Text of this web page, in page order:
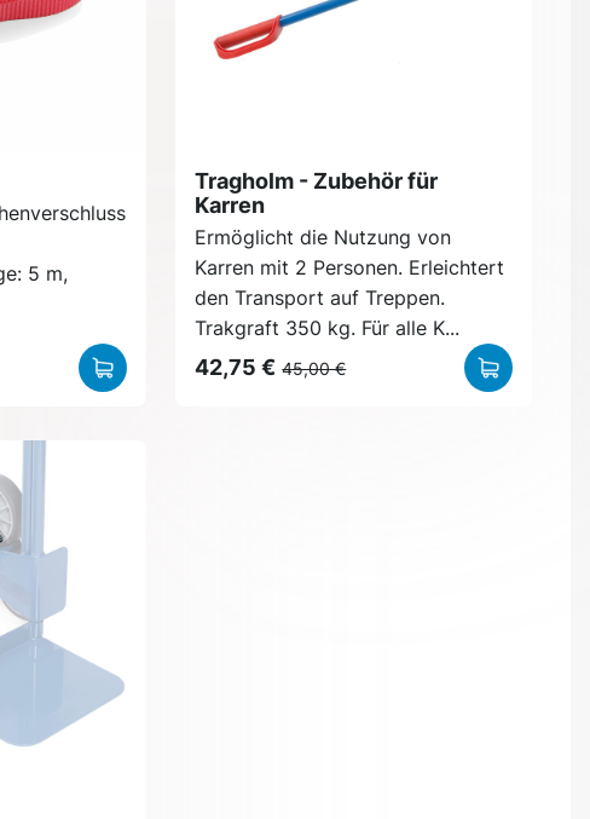
5 m,
Tragholm - Zubehör für
Karren
Ermöglicht die Nutzung von
Karren mit 2 Personen. Erleichtert
den Transport auf Treppen.
Trakgraft 350 kg. Für alle K...
42,75 € 45,00 €